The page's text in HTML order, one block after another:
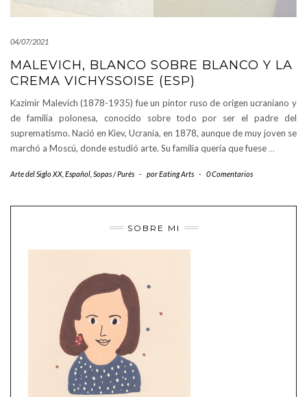
04/07/2021
MALEVICH, BLANCO SOBRE BLANCO Y LA
CREMA VICHYSSOISE (ESP)
Kazimir Malevich (1878-1935) fue un pintor ruso de origen ucraniano y
de familia polonesa, conocido sobre todo por ser el padre del
suprematismo. Nació en Kiev, Ucrania, en 1878, aunque de muy joven se
marchó a Moscú, donde estudió arte. Su familia quería que fuese …
Arte del Siglo XX Español Sopas / Purés - porEating Arts - 0 Comentarios
SOBRE MI